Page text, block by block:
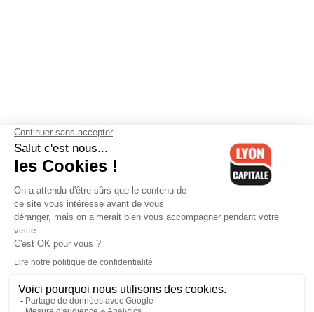
Contactez-nous-Mentions légales-CGV-Politique de